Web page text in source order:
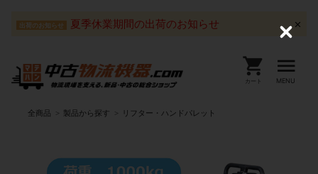
出荷のお知らせ 夏季休業期間の出荷のお知らせ
カート MENU
全商品 製品から探す リフター・ハンドパレット
C
s
e